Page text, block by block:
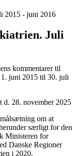
2015 - juni 2016
Juli
kommentarer til
1. juni 2015 til 30. juli
d. 28. november 2025
om at
særligt for den
Ministeren for
Danske Regioner
i 2020.